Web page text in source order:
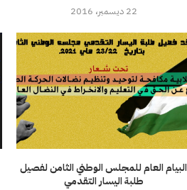
22 ديسمبر، 2016
البيام العام للمجلس الوطني الثامن لفصيل
طلبة اليسار التقدمي